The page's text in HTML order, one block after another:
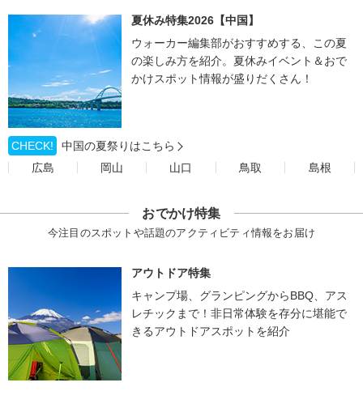
夏休み特集2026【中国】
ウォーカー編集部がおすすめする、この夏
の楽しみ方を紹介。夏休みイベント＆おで
かけスポット情報が盛りだくさん！
CHECK!
中国の夏祭りはこちら
広島
岡山 山口 鳥取 島根
おでかけ特集
今注目のスポットや話題のアクティビティ情報をお届け
アウトドア特集
キャンプ場、グランピングからBBQ、アス
レチックまで！非日常体験を存分に堪能で
きるアウトドアスポットを紹介